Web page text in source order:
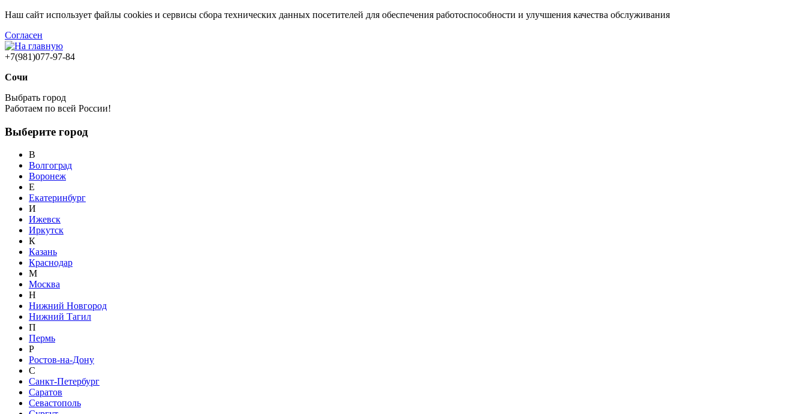
Наш сайт использует файлы cookies и сервисы сбора технических данных посетителей для обеспечения работоспособности и улучшения качества обслуживания
Согласен
+7(981)077-97-84
Сочи
Выбрать город
Работаем по всей России!
Выберите город
В
Волгоград
Воронеж
Е
Екатеринбург
И
Ижевск
Иркутск
К
Казань
Краснодар
М
Москва
Н
Нижний Новгород
Нижний Тагил
П
Пермь
Р
Ростов-на-Дону
С
Санкт-Петербург
Саратов
Севастополь